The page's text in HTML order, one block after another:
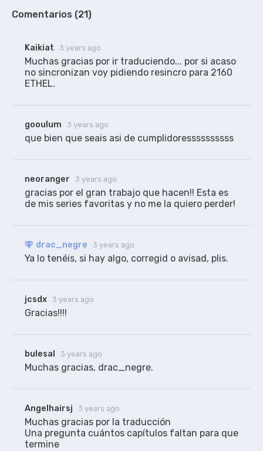
versión
2160p ETHEL
Comentarios (21)
Kaikiat 3 years ago
Muchas gracias por ir traduciendo... por si acaso
no sincronizan voy pidiendo resincro para 2160
ETHEL.
gooulum 3 years ago
que bien que seais asi de cumplidoressssssssss
neoranger 3 years ago
gracias por el gran trabajo que hacen!! Esta es
de mis series favoritas y no me la quiero perder!
drac_negre 3 years ago
Ya lo tenéis, si hay algo, corregid o avisad, plis.
jcsdx 3 years ago
Gracias!!!!
bulesal 3 years ago
Muchas gracias, drac_negre.
Angelhairsj 3 years ago
Muchas gracias por la traducción
Una pregunta cuántos capítulos faltan para que
termine